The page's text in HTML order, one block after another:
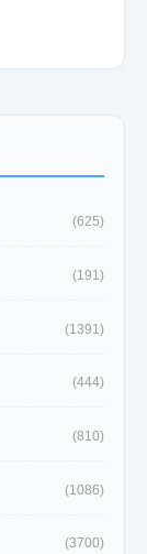
(625)
(191)
(1391)
(444)
(810)
(1086)
(3700)